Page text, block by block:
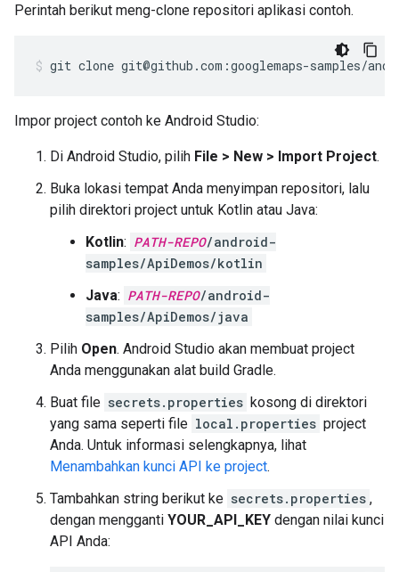
Perintah berikut meng-clone repositori aplikasi contoh.
git clone git@github.com:googlemaps-samples/
Impor project contoh ke Android Studio:
Di Android Studio, pilih File > New > Import Project.
Buka lokasi tempat Anda menyimpan repositori, lalu
pilih direktori project untuk Kotlin atau Java:
Kotlin: PATH-REPO/android-
samples/ApiDemos/kotlin
Java: PATH-REPO/android-
samples/ApiDemos/java
Pilih Open. Android Studio akan membuat project
Anda menggunakan alat build Gradle.
Buat file secrets.properties kosong di direktori
yang sama seperti file local.properties project
Anda. Untuk informasi selengkapnya, lihat
Menambahkan kunci API ke project.
Tambahkan string berikut ke secrets.properties ,
dengan mengganti YOUR_API_KEY dengan nilai kunci
API Anda: